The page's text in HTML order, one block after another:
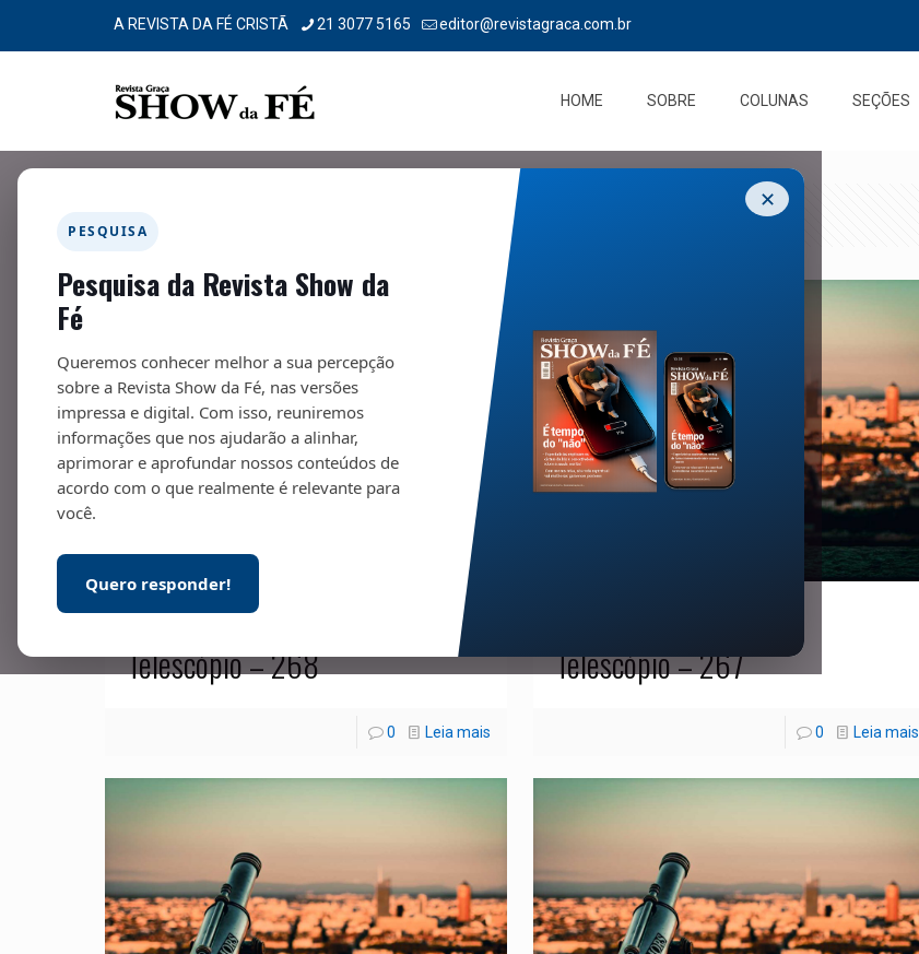
A REVISTA DA FÉ CRISTÃ 21 3077 5165 editor@revistagraca.com.br
HOME SOBRE COLUNAS SEÇÕES
✕
PESQUISA
Pesquisa da Revista Show da
Fé
Queremos conhecer melhor a sua percepção
sobre a Revista Show da Fé, nas versões
impressa e digital. Com isso, reuniremos
informações que nos ajudarão a alinhar,
aprimorar e aprofundar nossos conteúdos de
acordo com o que realmente é relevante para
você.
Quero responder!
01/11/2021
Telescópio – 268
0 Leia mais
Telescópio – 267
0 Leia mais